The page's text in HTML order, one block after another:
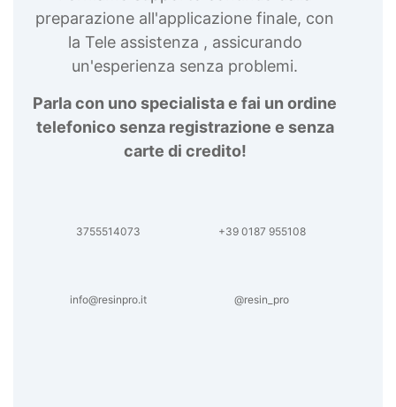
fredda per modellismo Artpro Tecnica
giapponese ceramica oro Art pro Acquista Glitter
Metallizzati Tecnica giapponese oro Effetti
Artistici Kit per fare orgonite Porporina oro
Finiture per artigianato Acquista Glitter
Olografico Maschera vernice Tecnica giapponese
vasi rotti Come disegnare le onde del mare Olio
di cera dura See all articles →
preparazione all'applicazione finale, con
la Tele assistenza , assicurando
un'esperienza senza problemi.
Parla con uno specialista e fai un ordine
telefonico senza registrazione e senza
carte di credito!
3755514073 +39 0187 955108
info@resinpro.it @resin_pro